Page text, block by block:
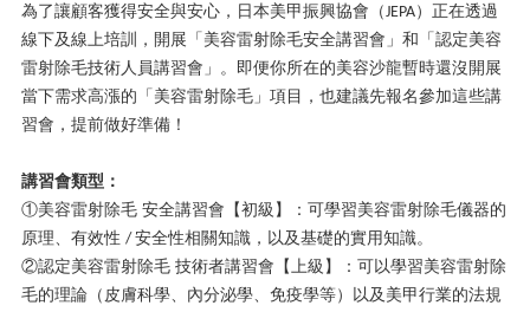
為了讓顧客獲得安全與安心，日本美甲振興協會（JEPA）正在透過
線下及線上培訓，開展「美容雷射除毛安全講習會」和「認定美容
雷射除毛技術人員講習會」。即便你所在的美容沙龍暫時還沒開展
當下需求高漲的「美容雷射除毛」項目，也建議先報名參加這些講
習會，提前做好準備！
講習會類型：
①美容雷射除毛 安全講習會【初級】：可學習美容雷射除毛儀器的
原理、有效性 / 安全性相關知識，以及基礎的實用知識。
②認定美容雷射除毛 技術者講習會【上級】：可以學習美容雷射除
毛的理論（皮膚科學、內分泌學、免疫學等）以及美甲行業的法規